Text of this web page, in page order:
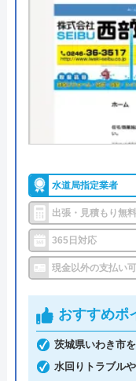
●保証・保険
水道修理プロ
千葉県、東京都
ている水道修理
で駆けつけ可能な
出張見積もりは
応しているため、
れます。
施工実績10万件
力があるからこ
ートを用意して
水道局指定業者
出張・見積もり無料
365日対応
現金以外の支払い
おすすめポ
茨城県いわき市
水回りトラブル